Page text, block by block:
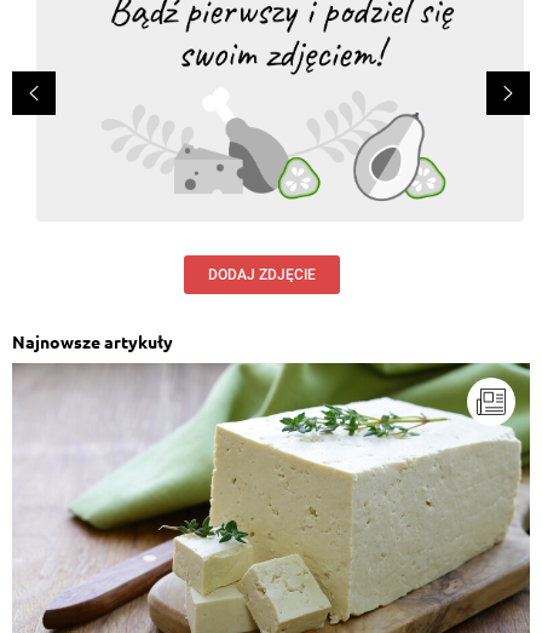
DODAJ ZDJĘCIE
Najnowsze artykuły